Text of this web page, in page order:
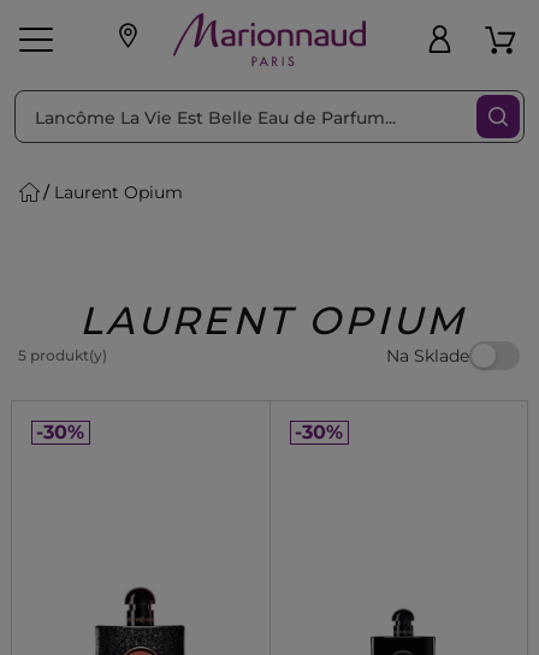
pleť Líčenie
Beauty
Laurent Opium
LAURENT OPIUM
5 produkt(y) Na Sklade
Triediť podľa Filtrovať
-30% -30%